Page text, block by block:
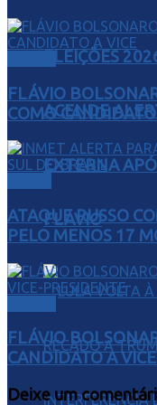
ELEIÇÕES
ACENDE
EXTERNA
FLÁVIO
FLÁVIO
COMO
ATAQUE RUSSO
PELO MENOS 17
FLÁVIO
CANDIDATO A
Deixe um